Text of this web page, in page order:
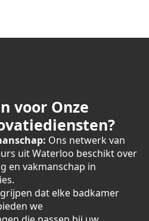
voor Onze
Ons netwerk van
uit Waterloo beschikt over
en vakmanschap in
dat elke badkamer
we